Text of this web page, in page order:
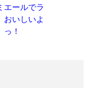
エールでラ
おいしいよ
っ！